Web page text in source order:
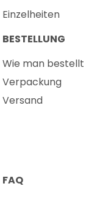
Einzelheiten
BESTELLUNG
Wie man bestellt
Verpackung
Versand
FAQ